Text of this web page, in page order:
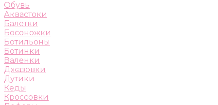
Обувь
Аквастоки
Балетки
Босоножки
Ботильоны
Ботинки
Валенки
Джазовки
Дутики
Кеды
Кроссовки